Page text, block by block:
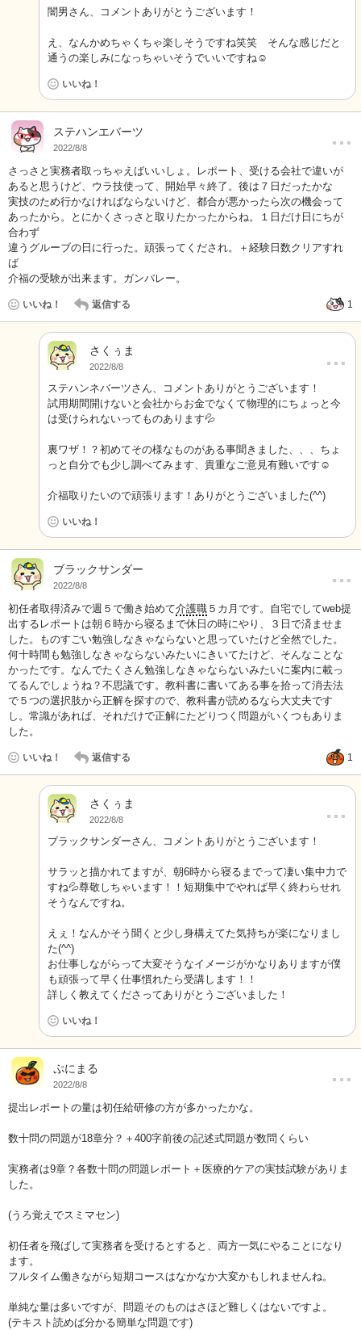
闇男さん、コメントありがとうございます！
え、なんかめちゃくちゃ楽しそうですね笑笑 そんな感じだと
通うの楽しみになっちゃいそうでいいですね☺️
いいね！
ステハンエバーツ
2022/8/8 …
さっさと実務者取っちゃえばいいしょ。レポート、受ける会社で違いが
あると思うけど、ウラ技使って、開始早々終了。後は７日だったかな
実技のため行かなければならないけど、都合が悪かったら次の機会って
あったから。とにかくさっさと取りたかったからね。１日だけ日にちが
合わず
違うグルーブの日に行った。頑張ってくだされ。＋経験日数クリアすれ
ば
介福の受験が出来ます。ガンバレー。
いいね！ 返信する 1
さくぅま
2022/8/8 …
ステハンネバーツさん、コメントありがとうございます！
試用期間開けないと会社からお金でなくて物理的にちょっと今
は受けられないってものあります💦
裏ワザ！？初めてその様なものがある事聞きました、、、ちょ
っと自分でも少し調べてみます、貴重なご意見有難いです☺️
介福取りたいので頑張ります！ありがとうございました(^^)
いいね！
ブラックサンダー
2022/8/8 …
初任者取得済みで週５で働き始めて介護職 ５カ月です。自宅でしてweb提
出するレポートは朝６時から寝るまで休日の時にやり、３日で済ませま
した。ものすごい勉強しなきゃならないと思っていたけど全然でした。
何十時間も勉強しなきゃならないみたいにきいてたけど、そんなことな
かったです。なんでたくさん勉強しなきゃならないみたいに案内に載っ
てるんでしょうね？不思議です。教科書に書いてある事を拾って消去法
で５つの選択肢から正解を探すので、教科書が読めるなら大丈夫です
し。常識があれば、それだけで正解にたどりつく問題がいくつもありま
した。
いいね！ 返信する 1
さくぅま
2022/8/8 …
ブラックサンダーさん、コメントありがとうございます！
サラッと描かれてますが、朝6時から寝るまでって凄い集中力で
すね💦尊敬しちゃいます！！短期集中でやれば早く終わらせれ
そうなんですね。
えぇ！なんかそう聞くと少し身構えてた気持ちが楽になりまし
た(^^)
お仕事しながらって大変そうなイメージがかなりありますが僕
も頑張って早く仕事慣れたら受講します！！
詳しく教えてくださってありがとうございました！
いいね！
ぷにまる
2022/8/8 …
提出レポートの量は初任給研修の方が多かったかな。
数十問の問題が18章分？＋400字前後の記述式問題が数問くらい
実務者は9章？各数十問の問題レポート＋医療的ケアの実技試験がありま
した。
(うろ覚えでスミマセン)
初任者を飛ばして実務者を受けるとすると、両方一気にやることになり
ます。
フルタイム働きながら短期コースはなかなか大変かもしれませんね。
単純な量は多いですが、問題そのものはさほど難しくはないですよ。
(テキスト読めば分かる簡単な問題です)